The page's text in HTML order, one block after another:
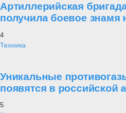
Артиллерийская
получила боевое знамя
4
Техника
Уникальные
появятся в российской
5